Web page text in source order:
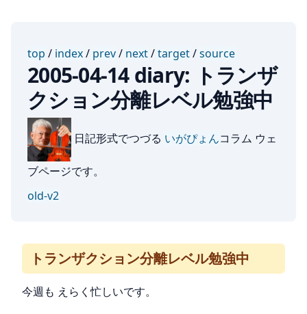
top / index/ prev/ next/target/source
2005-04-14 diary: トランザ
クション分離レベル勉強中
日記形式でつづる いがぴょんコラム ウェ
ブページです。
old-v2
トランザクション分離レベル勉強中
今週も えらく忙しいです。